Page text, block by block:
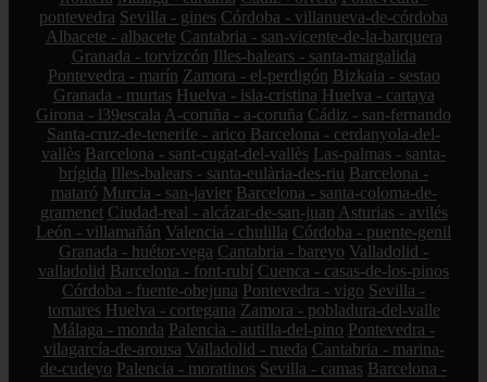
pontevedra Sevilla - gines Córdoba - villanueva-de-córdoba
Albacete - albacete Cantabria - san-vicente-de-la-barquera
Granada - torvizcón Illes-balears - santa-margalida
Pontevedra - marín Zamora - el-perdigón Bizkaia - sestao
Granada - murtas Huelva - isla-cristina Huelva - cartaya
Girona - l39escala A-coruña - a-coruña Cádiz - san-fernando
Santa-cruz-de-tenerife - arico Barcelona - cerdanyola-del-
vallès Barcelona - sant-cugat-del-vallès Las-palmas - santa-
brígida Illes-balears - santa-eulària-des-riu Barcelona -
mataró Murcia - san-javier Barcelona - santa-coloma-de-
gramenet Ciudad-real - alcázar-de-san-juan Asturias - avilés
León - villamañán Valencia - chulilla Córdoba - puente-genil
Granada - huétor-vega Cantabria - bareyo Valladolid -
valladolid Barcelona - font-rubí Cuenca - casas-de-los-pinos
Córdoba - fuente-obejuna Pontevedra - vigo Sevilla -
tomares Huelva - cortegana Zamora - pobladura-del-valle
Málaga - monda Palencia - autilla-del-pino Pontevedra -
vilagarcía-de-arousa Valladolid - rueda Cantabria - marina-
de-cudeyo Palencia - moratinos Sevilla - camas Barcelona -